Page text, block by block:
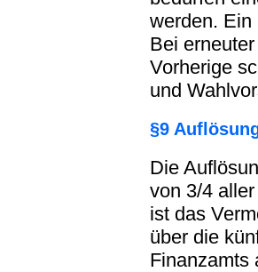
werden. Ein
Bei
Vorherige
und
§9
Die
von 3/4
ist das
über die
Finanzamts